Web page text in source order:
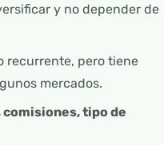
y no depender de
recurrente, pero tiene
mercados.
tipo de